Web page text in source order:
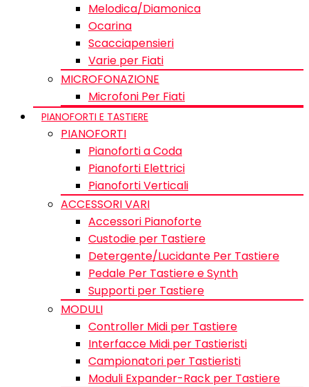
Melodica/Diamonica
Ocarina
Scacciapensieri
Varie per Fiati
MICROFONAZIONE
Microfoni Per Fiati
PIANOFORTI E TASTIERE
PIANOFORTI
Pianoforti a Coda
Pianoforti Elettrici
Pianoforti Verticali
ACCESSORI VARI
Accessori Pianoforte
Custodie per Tastiere
Detergente/Lucidante Per Tastiere
Pedale Per Tastiere e Synth
Supporti per Tastiere
MODULI
Controller Midi per Tastiere
Interfacce Midi per Tastieristi
Campionatori per Tastieristi
Moduli Expander-Rack per Tastiere